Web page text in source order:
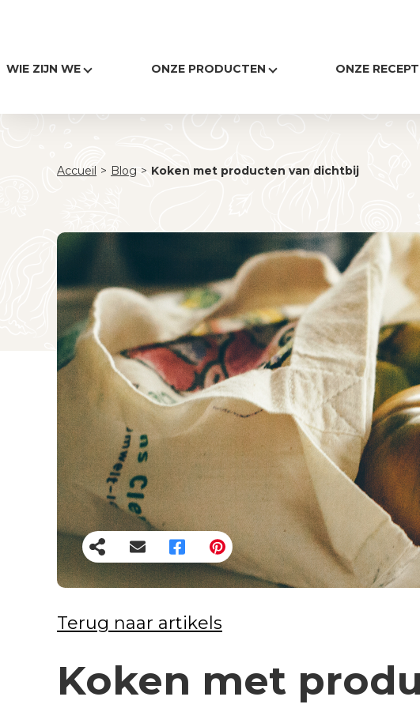
WIE ZIJN WE ONZE PRODUCTEN ONZE
Accueil > Blog > Koken met producten van dichtbij
Terug naar artikels
Koken met